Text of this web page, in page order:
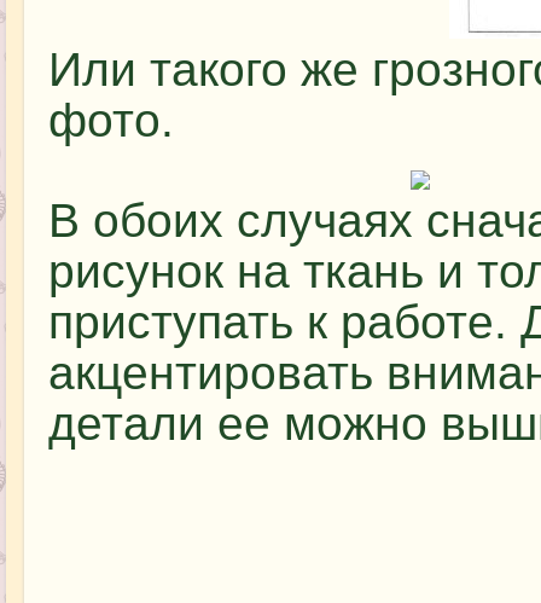
Или такого же
фото.
В обоих случаях
рисунок на ткань и
приступать к работе.
акцентировать
детали ее можно